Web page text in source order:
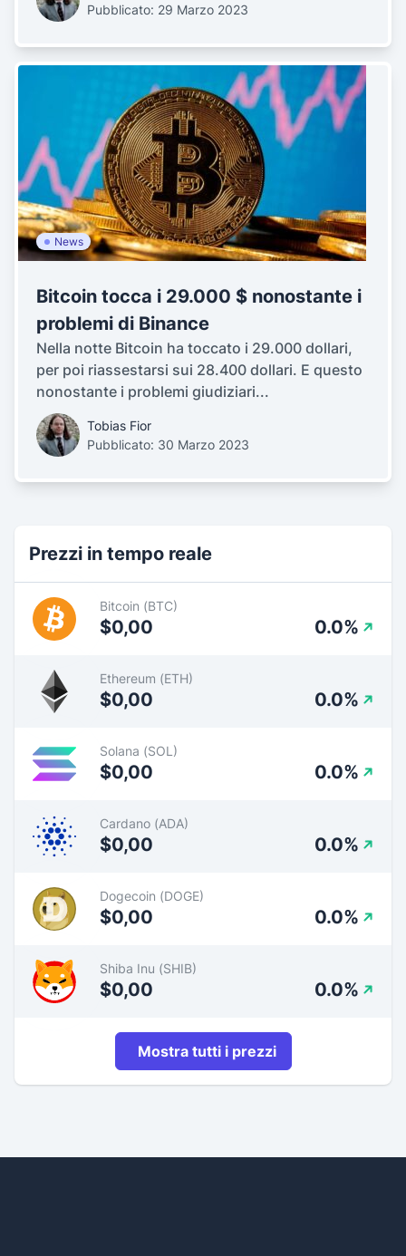
Pubblicato: 29 Marzo 2023
News
Bitcoin tocca i 29.000 $ nonostante i
problemi di Binance
Nella notte Bitcoin ha toccato i 29.000 dollari,
per poi riassestarsi sui 28.400 dollari. E questo
nonostante i problemi giudiziari...
Tobias Fior
Pubblicato: 30 Marzo 2023
Prezzi in tempo reale
Bitcoin (BTC)
$0,00 0.0%
Ethereum (ETH)
$0,00 0.0%
Solana (SOL)
$0,00 0.0%
Cardano (ADA)
$0,00 0.0%
Dogecoin (DOGE)
$0,00 0.0%
Shiba Inu (SHIB)
$0,00 0.0%
Mostra tutti i prezzi